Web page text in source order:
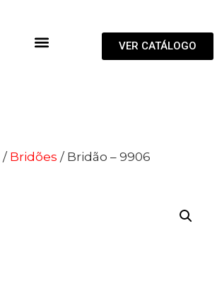
VER CATÁLOGO
/ Bridões / Bridão – 9906